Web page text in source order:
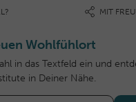
MIT
Wohlfühlort
in das Textfeld ein und
in Deiner Nähe.